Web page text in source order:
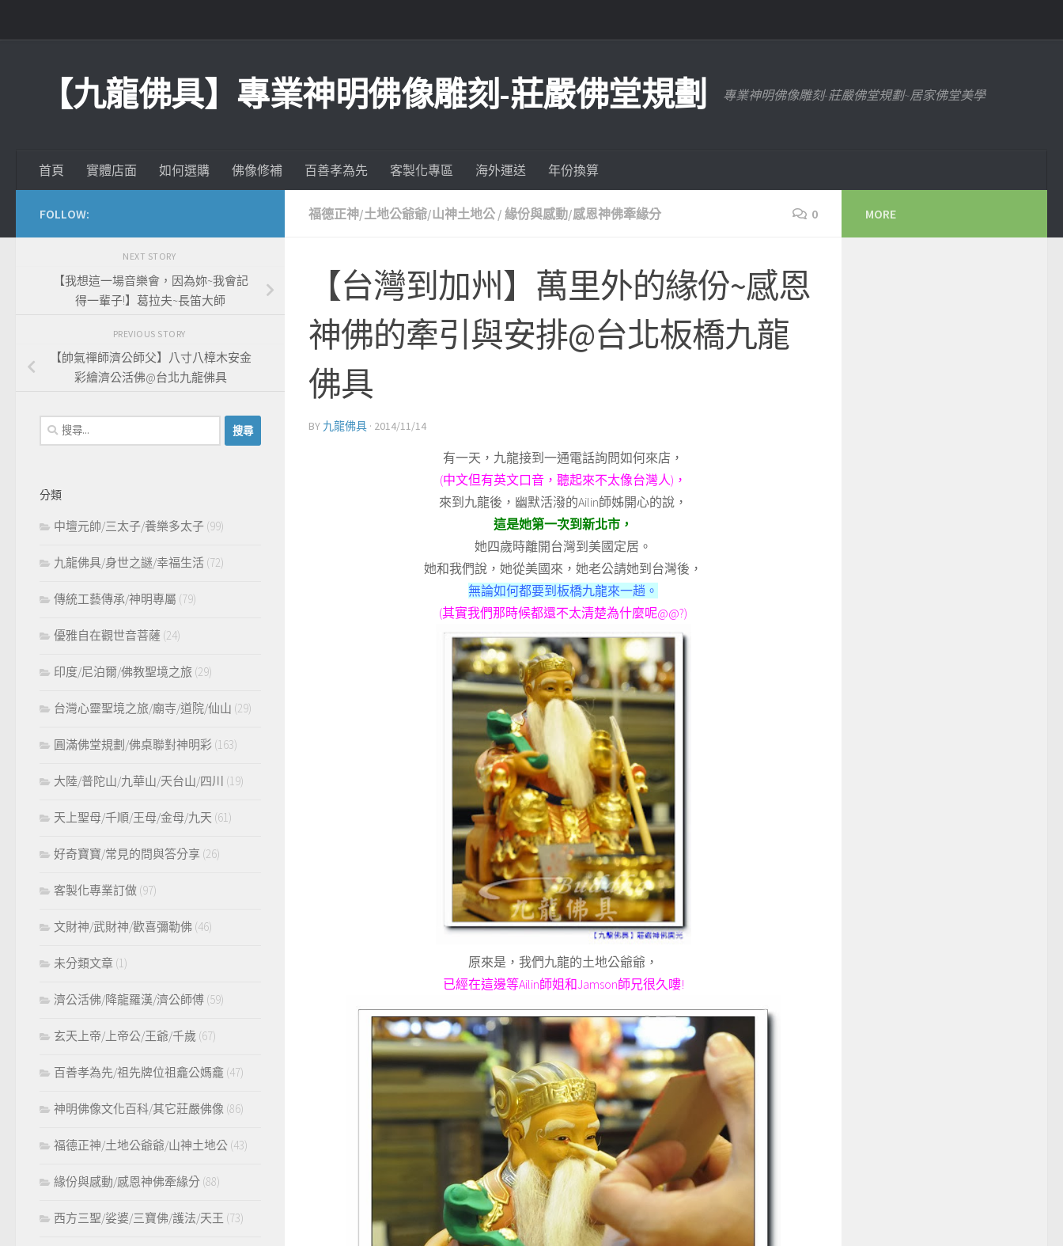
【九龍佛具】專業神明佛像雕刻-莊嚴佛堂規劃 專業神明佛像雕刻-莊嚴佛堂規劃~居家佛堂美學
首頁 實體店面 如何選購 佛像修補 百善孝為先 客製化專區 海外運送 年份換算
福德正神/土地公爺爺/山神土地公 / 緣份與感動/感恩神佛牽緣分 0
【台灣到加州】萬里外的緣份~感恩
神佛的牽引與安排@台北板橋九龍
佛具
BY 九龍佛具 · 2014/11/14
有一天，九龍接到一通電話詢問如何來店，
(中文但有英文口音，聽起來不太像台灣人)，
來到九龍後，幽默活潑的Ailin師姊開心的說，
這是她第一次到新北市，
她四歲時離開台灣到美國定居。
她和我們說，她從美國來，她老公請她到台灣後，
無論如何都要到板橋九龍來一趟。
(其實我們那時候都還不太清楚為什麼呢@@?)
原來是，我們九龍的土地公爺爺，
已經在這邊等Ailin師姐和Jamson師兄很久嘍!
FOLLOW:
NEXT STORY
【我想這一場音樂會，因為妳~我會記
得一輩子!】葛拉夫~長笛大師
PREVIOUS STORY
【帥氣禪師濟公師父】八寸八樟木安金
彩繪濟公活佛@台北九龍佛具
搜
尋
字:
分類
中壇元帥/三太子/養樂多太子 (99)
九龍佛具/身世之謎/幸福生活 (72)
傳統工藝傳承/神明專屬 (79)
優雅自在觀世音菩薩 (24)
印度/尼泊爾/佛教聖境之旅 (29)
台灣心靈聖境之旅/廟寺/道院/仙山 (29)
圓滿佛堂規劃/佛桌聯對神明彩 (163)
大陸/普陀山/九華山/天台山/四川 (19)
天上聖母/千順/王母/金母/九天 (61)
好奇寶寶/常見的問與答分享 (26)
客製化專業訂做 (97)
文財神/武財神/歡喜彌勒佛 (46)
未分類文章 (1)
濟公活佛/降龍羅漢/濟公師傅 (59)
玄天上帝/上帝公/王爺/千歲 (67)
百善孝為先/祖先牌位祖龕公媽龕 (47)
神明佛像文化百科/其它莊嚴佛像 (86)
福德正神/土地公爺爺/山神土地公 (43)
緣份與感動/感恩神佛牽緣分 (88)
西方三聖/娑婆/三寶佛/護法/天王 (73)
MORE